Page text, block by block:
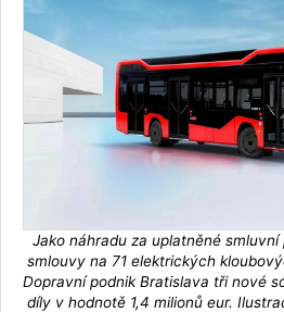
Jako náhradu za uplatněné
smlouvy na 71 elektrických
Dopravní podnik Bratislava tři nové
díly v hodnotě 1,4 milionů eur.